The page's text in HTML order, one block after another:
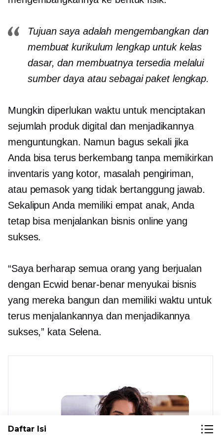
Tujuan saya adalah mengembangkan dan
membuat kurikulum lengkap untuk kelas
dasar, dan membuatnya tersedia melalui
sumber daya atau sebagai paket lengkap.
Mungkin diperlukan waktu untuk menciptakan
sejumlah produk digital dan menjadikannya
menguntungkan. Namun bagus sekali jika
Anda bisa terus berkembang tanpa memikirkan
inventaris yang kotor, masalah pengiriman,
atau pemasok yang tidak bertanggung jawab.
Sekalipun Anda memiliki empat anak, Anda
tetap bisa menjalankan bisnis online yang
sukses.
“Saya berharap semua orang yang berjualan
dengan Ecwid benar-benar menyukai bisnis
yang mereka bangun dan memiliki waktu untuk
terus menjalankannya dan menjadikannya
sukses,” kata Selena.
Daftar Isi